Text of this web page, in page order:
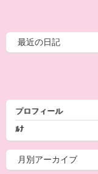
プロフィール
ﾙﾅ